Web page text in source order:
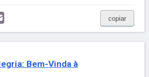
copiar
Bem-Vinda à